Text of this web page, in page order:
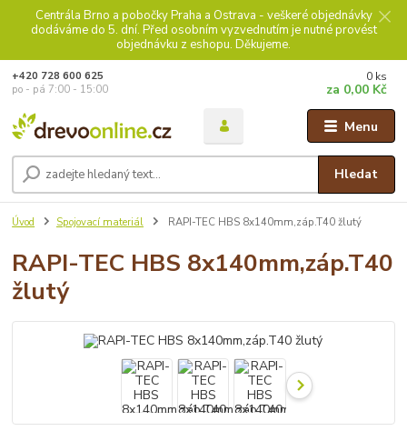
Centrála Brno a pobočky Praha a Ostrava - veškeré objednávky
dodáváme do 5. dní. Před osobním vyzvednutím je nutné provést
objednávku z eshopu. Děkujeme.
Menu
Hledat
+420 728 600 625
po - pá 7:00 - 15:00
0 ks
za 0,00 Kč
Úvod Spojovací materiál RAPI-TEC HBS 8x140mm,záp.T40 žlutý
RAPI-TEC HBS 8x140mm,záp.T40
žlutý